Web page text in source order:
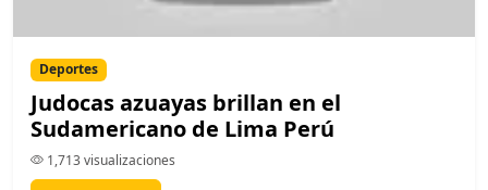
Deportes
Judocas azuayas brillan en el
Sudamericano de Lima Perú
1,713 visualizaciones